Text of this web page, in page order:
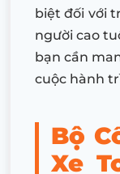
biệt đối với
người cao
bạn cần
cuộc hành
Bộ
Xe